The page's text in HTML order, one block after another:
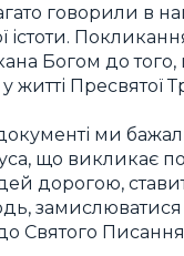
говорили в
істоти.
Богом до
житті Пресвятої
ми
що викликає
дорогою,
замислюватися
Святого